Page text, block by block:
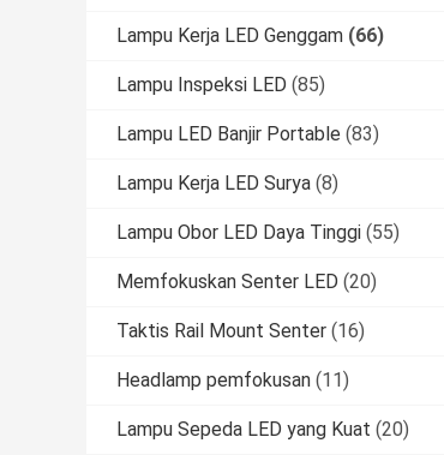
Lampu Kerja LED Genggam (66)
Lampu Inspeksi LED (85)
Lampu LED Banjir Portable (83)
Lampu Kerja LED Surya (8)
Lampu Obor LED Daya Tinggi (55)
Memfokuskan Senter LED (20)
Taktis Rail Mount Senter (16)
Headlamp pemfokusan (11)
Lampu Sepeda LED yang Kuat (20)